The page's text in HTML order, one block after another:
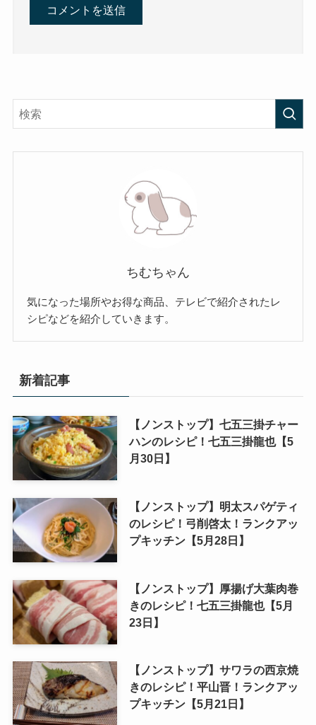
ちむちゃん
気になった場所やお得な商品、テレビで紹介されたレ
シピなどを紹介していきます。
新着記事
【ノンストップ】七五三掛チャー
ハンのレシピ！七五三掛龍也【5
月30日】
【ノンストップ】明太スパゲティ
のレシピ！弓削啓太！ランクアッ
プキッチン【5月28日】
【ノンストップ】厚揚げ大葉肉巻
きのレシピ！七五三掛龍也【5月
23日】
【ノンストップ】サワラの西京焼
きのレシピ！平山晋！ランクアッ
プキッチン【5月21日】